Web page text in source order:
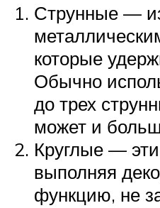
Струнные —
которые
Обычно
до трех
может и
Круглые —
выполняя
функцию, не